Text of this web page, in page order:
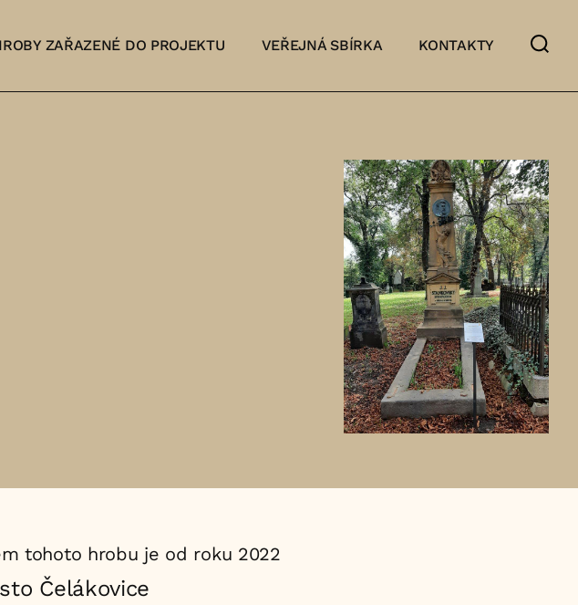
ZAŘAZENÉ DO PROJEKTU VEŘEJNÁ SBÍRKA KONTAKTY
tohoto hrobu je od roku 2022
Čelákovice